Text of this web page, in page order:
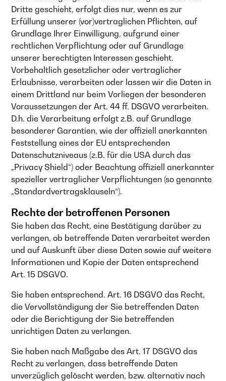
Dritte geschieht, erfolgt dies nur, wenn es zur
Erfüllung unserer (vor)vertraglichen Pflichten, auf
Grundlage Ihrer Einwilligung, aufgrund einer
rechtlichen Verpflichtung oder auf Grundlage
unserer berechtigten Interessen geschieht.
Vorbehaltlich gesetzlicher oder vertraglicher
Erlaubnisse, verarbeiten oder lassen wir die Daten in
einem Drittland nur beim Vorliegen der besonderen
Voraussetzungen der Art. 44 ff. DSGVO verarbeiten.
D.h. die Verarbeitung erfolgt z.B. auf Grundlage
besonderer Garantien, wie der offiziell anerkannten
Feststellung eines der EU entsprechenden
Datenschutzniveaus (z.B. für die USA durch das
„Privacy Shield“) oder Beachtung offiziell anerkannter
spezieller vertraglicher Verpflichtungen (so genannte
„Standardvertragsklauseln“).
Rechte der betroffenen Personen
Sie haben das Recht, eine Bestätigung darüber zu
verlangen, ob betreffende Daten verarbeitet werden
und auf Auskunft über diese Daten sowie auf weitere
Informationen und Kopie der Daten entsprechend
Art. 15 DSGVO.
Sie haben entsprechend. Art. 16 DSGVO das Recht,
die Vervollständigung der Sie betreffenden Daten
oder die Berichtigung der Sie betreffenden
unrichtigen Daten zu verlangen.
Sie haben nach Maßgabe des Art. 17 DSGVO das
Recht zu verlangen, dass betreffende Daten
unverzüglich gelöscht werden, bzw. alternativ nach